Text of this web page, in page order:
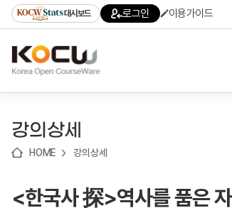
기
기
기
content)
가
대시보드 로그인 이용가이드
강의상세
HOME 강의상세
<한국사 探>역사를 품은